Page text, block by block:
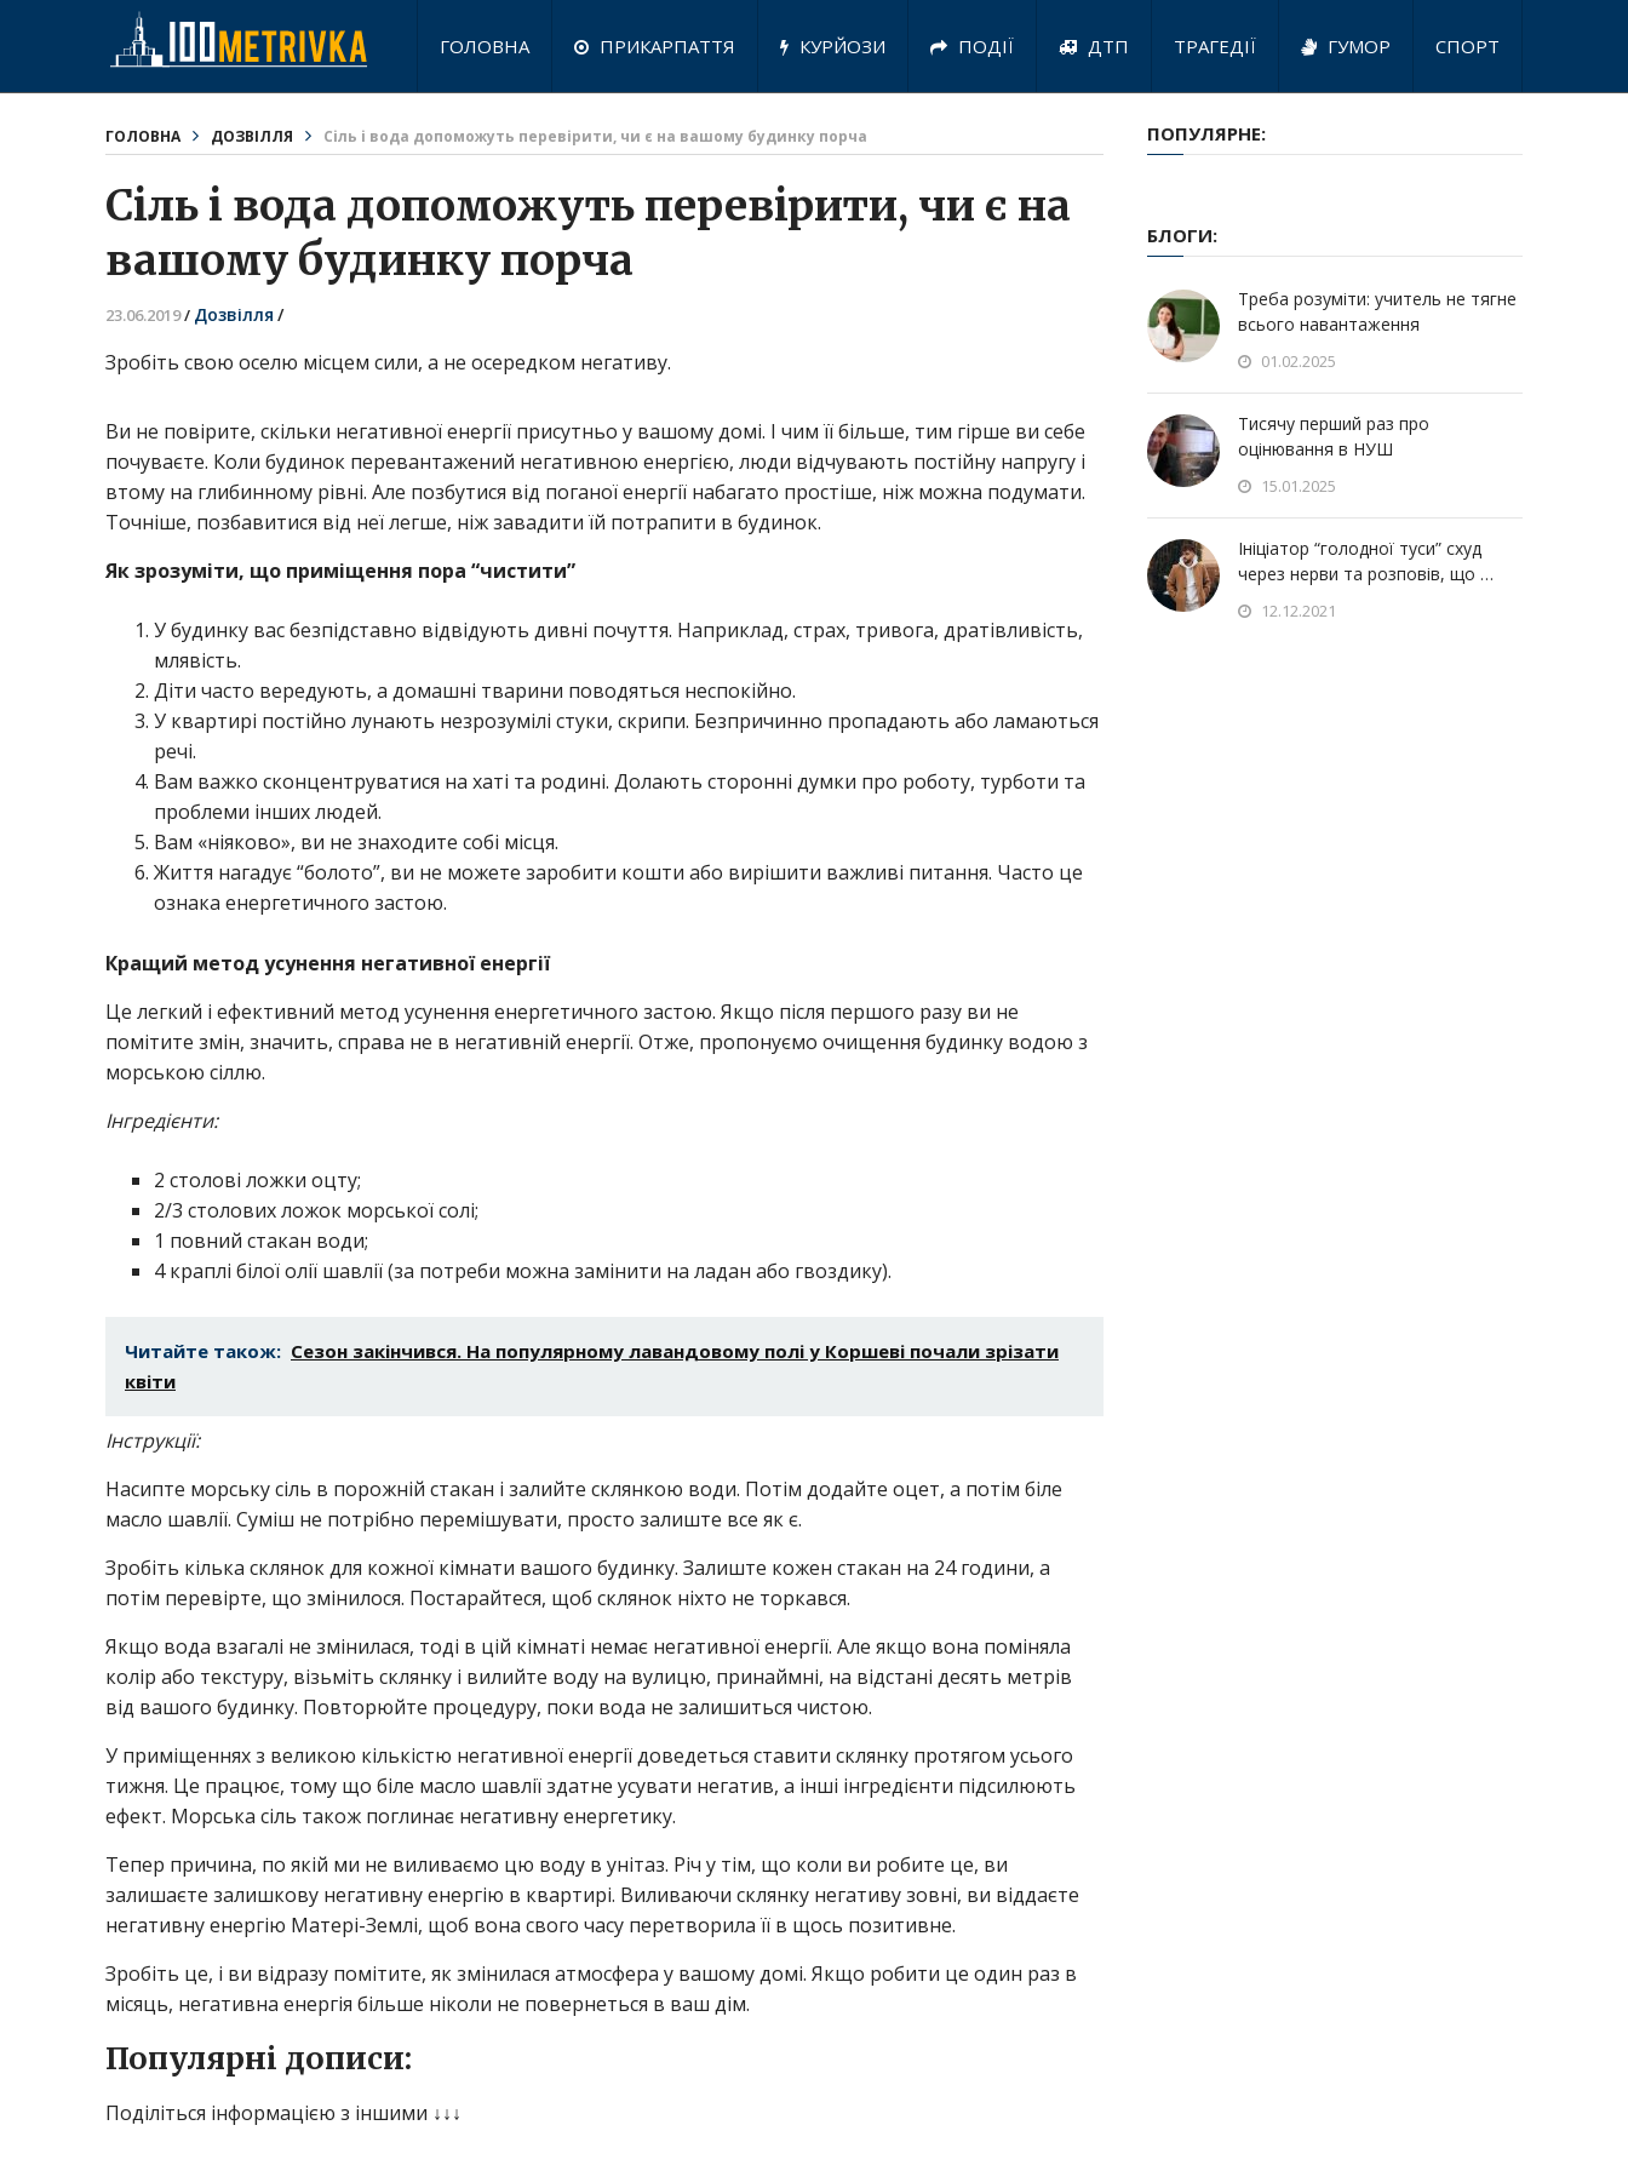
ГОЛОВНА ПРИКАРПАТТЯ КУРЙОЗИ ПОДІЇ ДТП ТРАГЕДІЇ ГУМОР СПОРТ
ГОЛОВНА ДОЗВІЛЛЯ Сіль і вода допоможуть перевірити, чи є на вашому будинку порча
Сіль і вода допоможуть перевірити, чи є на
вашому будинку порча
23.06.2019/ Дозвілля /
Зробіть свою оселю місцем сили, а не осередком негативу.
Ви не повірите, скільки негативної енергії присутньо у вашому домі. І чим її більше, тим гірше ви себе
почуваєте. Коли будинок перевантажений негативною енергією, люди відчувають постійну напругу і
втому на глибинному рівні. Але позбутися від поганої енергії набагато простіше, ніж можна подумати.
Точніше, позбавитися від неї легше, ніж завадити їй потрапити в будинок.
Як зрозуміти, що приміщення пора “чистити”
У будинку вас безпідставно відвідують дивні почуття. Наприклад, страх, тривога, дратівливість,
млявість.
Діти часто вередують, а домашні тварини поводяться неспокійно.
У квартирі постійно лунають незрозумілі стуки, скрипи. Безпричинно пропадають або ламаються
речі.
Вам важко сконцентруватися на хаті та родині. Долають сторонні думки про роботу, турботи та
проблеми інших людей.
Вам «ніяково», ви не знаходите собі місця.
Життя нагадує “болото”, ви не можете заробити кошти або вирішити важливі питання. Часто це
ознака енергетичного застою.
Кращий метод усунення негативної енергії
Це легкий і ефективний метод усунення енергетичного застою. Якщо після першого разу ви не
помітите змін, значить, справа не в негативній енергії. Отже, пропонуємо очищення будинку водою з
морською сіллю.
Інгредієнти:
2 столові ложки оцту;
2/3 столових ложок морської солі;
1 повний стакан води;
4 краплі білої олії шавлії (за потреби можна замінити на ладан або гвоздику).
Читайте також: Сезон закінчився. На популярному лавандовому полі у Коршеві почали зрізати
квіти
Інструкції:
Насипте морську сіль в порожній стакан і залийте склянкою води. Потім додайте оцет, а потім біле
масло шавлії. Суміш не потрібно перемішувати, просто залиште все як є.
Зробіть кілька склянок для кожної кімнати вашого будинку. Залиште кожен стакан на 24 години, а
потім перевірте, що змінилося. Постарайтеся, щоб склянок ніхто не торкався.
Якщо вода взагалі не змінилася, тоді в цій кімнаті немає негативної енергії. Але якщо вона поміняла
колір або текстуру, візьміть склянку і вилийте воду на вулицю, принаймні, на відстані десять метрів
від вашого будинку. Повторюйте процедуру, поки вода не залишиться чистою.
У приміщеннях з великою кількістю негативної енергії доведеться ставити склянку протягом усього
тижня. Це працює, тому що біле масло шавлії здатне усувати негатив, а інші інгредієнти підсилюють
ефект. Морська сіль також поглинає негативну енергетику.
Тепер причина, по якій ми не виливаємо цю воду в унітаз. Річ у тім, що коли ви робите це, ви
залишаєте залишкову негативну енергію в квартирі. Виливаючи склянку негативу зовні, ви віддаєте
негативну енергію Матері-Землі, щоб вона свого часу перетворила її в щось позитивне.
Зробіть це, і ви відразу помітите, як змінилася атмосфера у вашому домі. Якщо робити це один раз в
місяць, негативна енергія більше ніколи не повернеться в ваш дім.
Популярні дописи:
Поділіться інформацією з іншими ↓↓↓
ПОПУЛЯРНЕ:
БЛОГИ:
Треба розуміти: учитель не тягне
всього навантаження
01.02.2025
Тисячу перший раз про
оцінювання в НУШ
15.01.2025
Ініціатор “голодної туси” схуд
через нерви та розповів, що …
12.12.2021